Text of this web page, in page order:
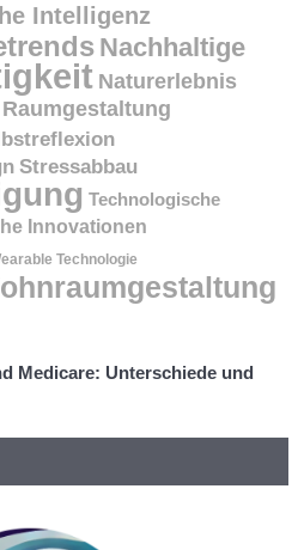
Intelligenz
Nachhaltige
Naturerlebnis
Raumgestaltung
Stressabbau
Technologische
Innovationen
Technologie
Medicare: Unterschiede und